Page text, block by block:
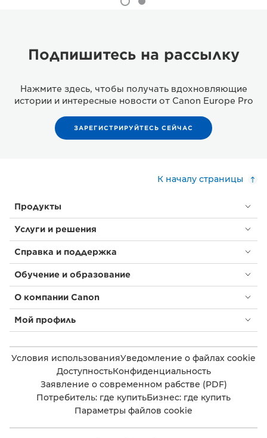
Подпишитесь на рассылку
Нажмите здесь, чтобы получать вдохновляющие
истории и интересные новости от Canon Europe Pro
ЗАРЕГИСТРИРУЙТЕСЬ СЕЙЧАС
К началу страницы
Продукты
Услуги и решения
Справка и поддержка
Обучение и образование
О компании Canon
Мой профиль
Условия использованияУведомление о файлах cookie
ДоступностьКонфиденциальность
Заявление о современном рабстве (PDF)
Потребитель: где купитьБизнес: где купить
Параметры файлов cookie